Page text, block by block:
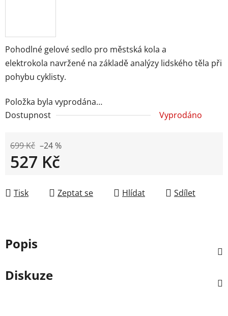
Pohodlné gelové sedlo pro městská kola a
elektrokola navržené na základě analýzy lidského těla při
pohybu cyklisty.
Položka byla vyprodána…
Dostupnost
Vyprodáno
699 Kč –24 %
527 Kč
Tisk
Zeptat se Hlídat Sdílet
Popis
Diskuze